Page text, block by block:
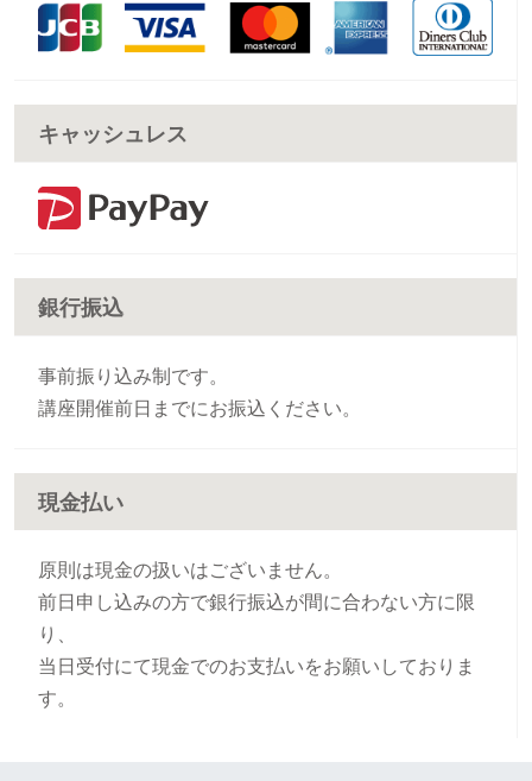
キャッシュレス
銀行振込
事前振り込み制です。
講座開催前日までにお振込ください。
現金払い
原則は現金の扱いはございません。
前日申し込みの方で銀行振込が間に合わない方に限
り、
当日受付にて現金でのお支払いをお願いしておりま
す。